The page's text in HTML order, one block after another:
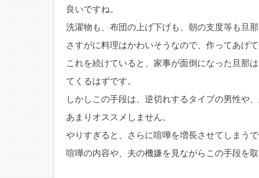
良いですね。
洗濯物も、布団の上げ下げも、朝の支度等も旦
さすがに料理はかわいそうなので、作ってあげ
これを続けていると、家事が面倒になった旦那
てくるはずです。
しかしこの手段は、逆切れするタイプの男性や
あまりオススメしません。
やりすぎると、さらに喧嘩を増長させてしまうで
喧嘩の内容や、夫の機嫌を見ながらこの手段を取